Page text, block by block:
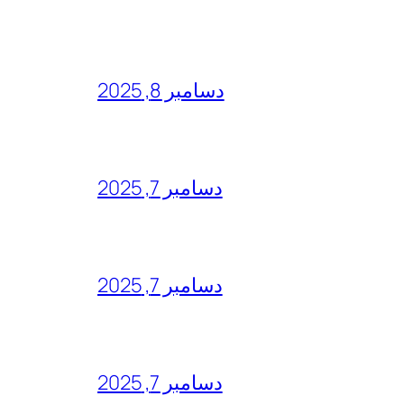
دسامبر 8, 2025
دسامبر 7, 2025
دسامبر 7, 2025
دسامبر 7, 2025